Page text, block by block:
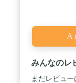
みんなのレ
まだレビュ